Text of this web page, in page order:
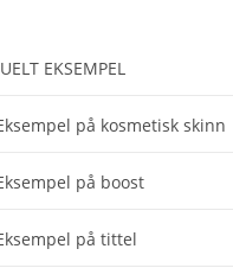
EKSEMPEL